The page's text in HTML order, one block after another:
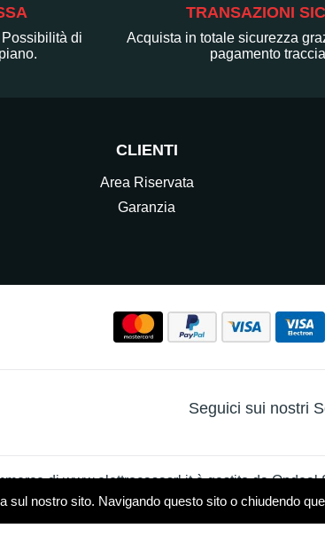
nostro sito. Navigando questo sito o chiudendo
di
TRANSAZIONI
Acquista in totale sicurezza
pagamento
CLIENTI
Area Riservata
Garanzia
Seguici sui nostri
di www.elettrocasasrl.it è gestito da Ondeal
(MB) - R.E.A. MB-1909550